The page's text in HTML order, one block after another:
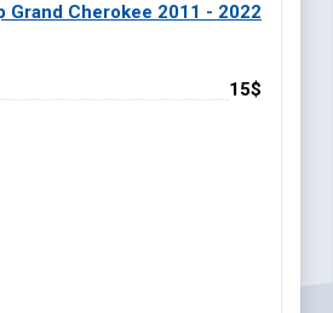
Grand Cherokee 2011 - 2022
15$